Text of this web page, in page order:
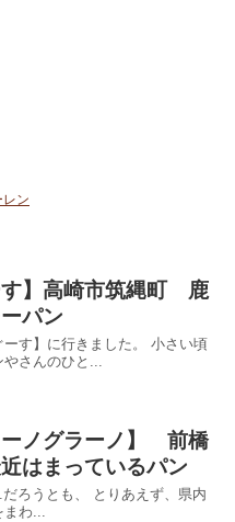
レン
す】高崎市筑縄町 鹿
パン
す】に行きました。 小さい頃
さんのひと...
ーノグラーノ】 前橋
はまっているパン
ろうとも、 とりあえず、県内
まわ...